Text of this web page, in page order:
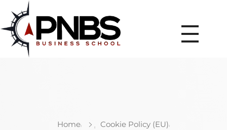
Home Cookie Policy (EU)